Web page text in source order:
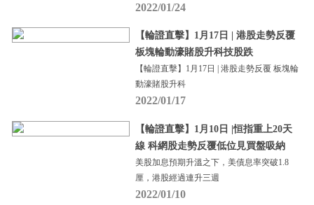
2022/01/24
【輪證直擊】1月17日 | 港股走勢反覆
板塊輪動濠賭股升科技股跌
【輪證直擊】1月17日 | 港股走勢反覆 板塊輪
動濠賭股升科
2022/01/17
【輪證直擊】1月10日 |恒指重上20天
線 科網股走勢反覆低位見買盤吸納
美股加息預期升溫之下，美債息率突破1.8
厘，港股經過連升三週
2022/01/10